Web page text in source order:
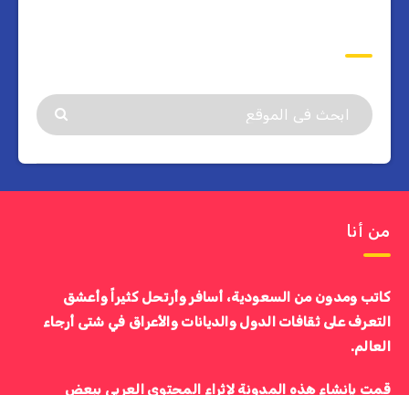
من أنا
كاتب ومدون من السعودية، أسافر وأرتحل كثيراً وأعشق
التعرف على ثقافات الدول والديانات والأعراق في شتى أرجاء
العالم.
قمت بإنشاء هذه المدونة لإثراء المحتوى العربي ببعض